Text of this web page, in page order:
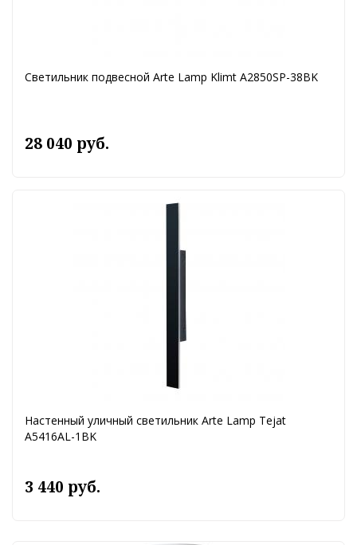
Светильник подвесной Arte Lamp Klimt A2850SP-38BK
28 040 руб.
Настенный уличный светильник Arte Lamp Tejat
A5416AL-1BK
3 440 руб.